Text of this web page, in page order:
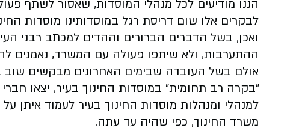
הננו מודיעים לכל מנהלי המוסדות, שאסור לשתף
לבקרים אלו שום דריסת רגל במוסדותינו מוסדות
ואכן, בשל הדברים הברורים וההדים למכתב רבני
ההתערבות, ולא שיתפו פעולה עם המשרד, נאמנים
אולם בשל העובדה שבימים האחרונים מבקשים שוב
"בקרה רב תחומית" במוסדות החינוך בעיר, יצאו
למנהלי ומנהלות מוסדות החינוך בעיר לעמוד
משרד החינוך, כפי שהיה עד עתה.